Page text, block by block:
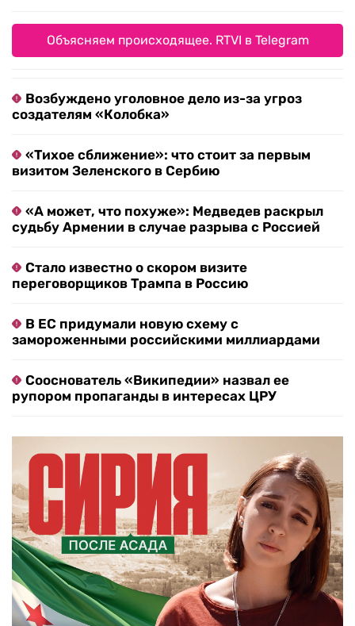
Объясняем происходящее. RTVI в Telegram
Возбуждено уголовное дело из-за угроз
создателям «Колобка»
«Тихое сближение»: что стоит за первым
визитом Зеленского в Сербию
«А может, что похуже»: Медведев раскрыл
судьбу Армении в случае разрыва с Россией
Стало известно о скором визите
переговорщиков Трампа в Россию
В ЕС придумали новую схему с
замороженными российскими миллиардами
Сооснователь «Википедии» назвал ее
рупором пропаганды в интересах ЦРУ